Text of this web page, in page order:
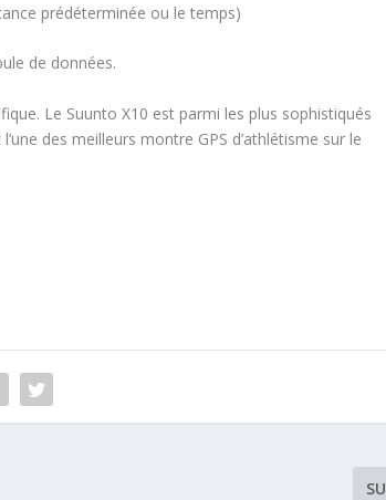
prédéterminée ou le temps)
de données.
Le Suunto X10 est parmi les plus sophistiqués
des meilleurs montre GPS d’athlétisme sur le